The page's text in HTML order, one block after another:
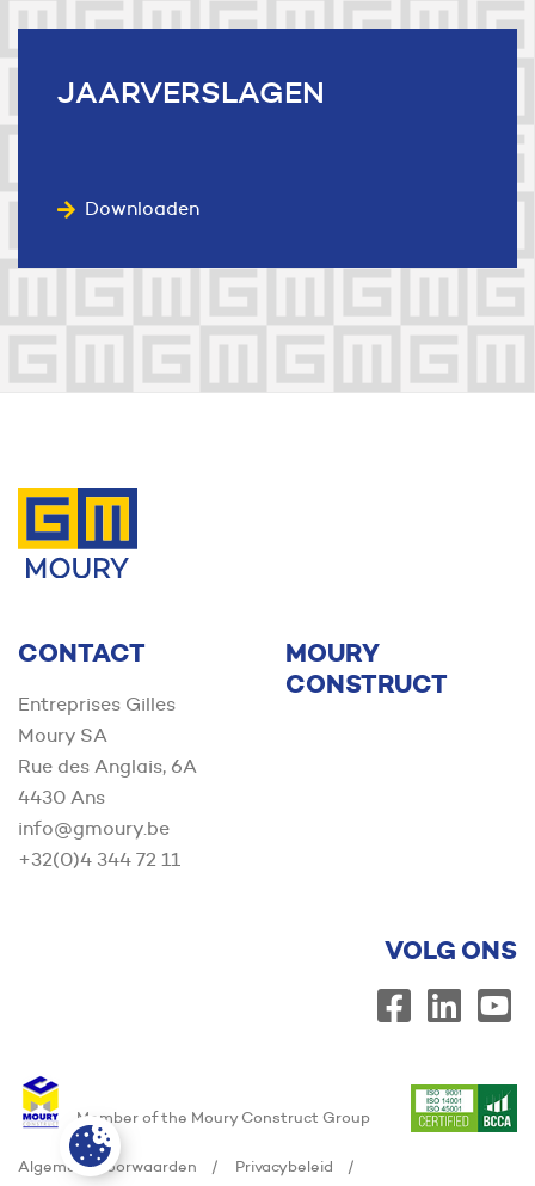
JAARVERSLAGEN
Downloaden
Contact us
CONTACT
Entreprises Gilles
Moury SA
Rue des Anglais, 6A
4430 Ans
info@gmoury.be
+32(0)4 344 72 11
MOURY
CONSTRUCT
VOLG ONS
Member of the Moury Construct Group
Algemene voorwaarden Privacybeleid